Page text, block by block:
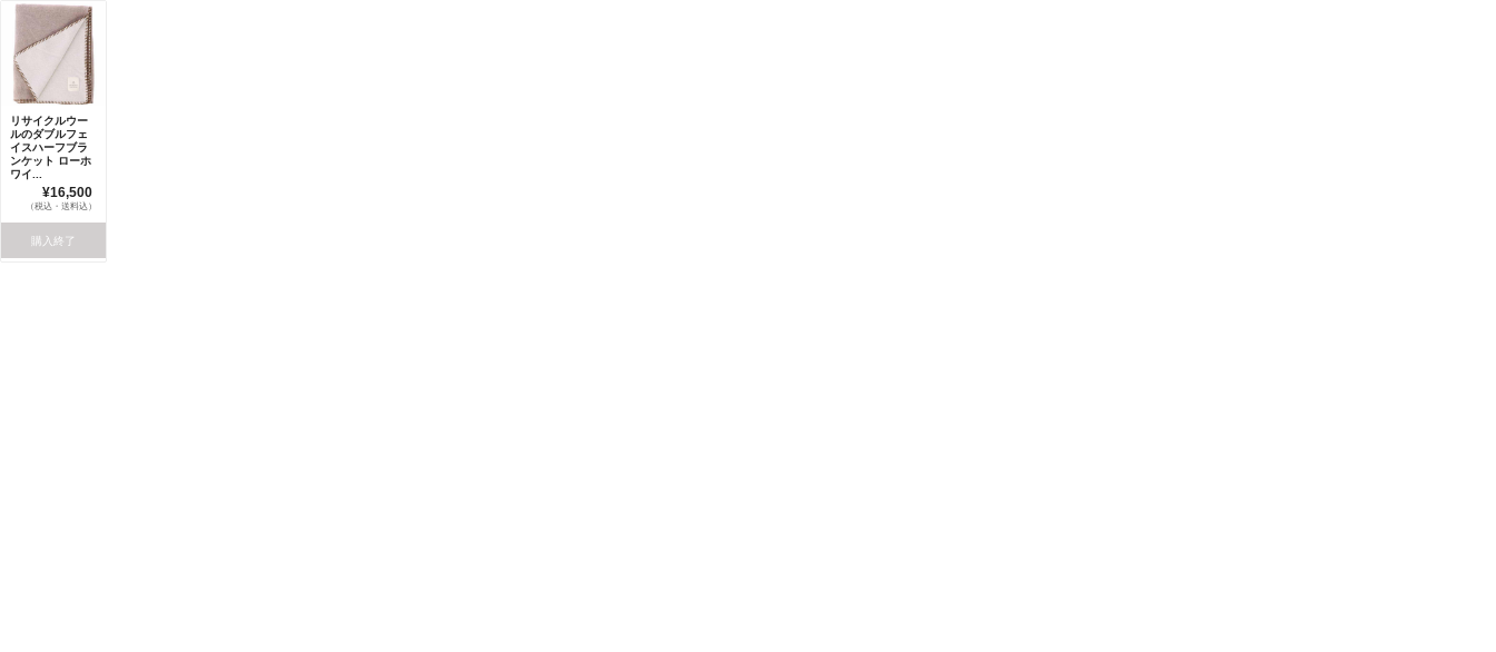
リサイクルウー
ルのダブルフェ
イスハーフブラ
ンケット ローホ
ワイ...
¥16,500
（税込・送料込）
購入終了